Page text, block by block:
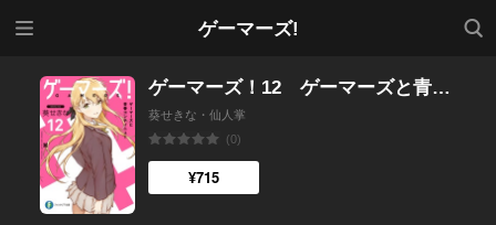
ゲーマーズ!
検索
ゲーマーズ！12 ゲーマーズと青春コンティニュー
葵せきな・仙人掌
(0)
¥715